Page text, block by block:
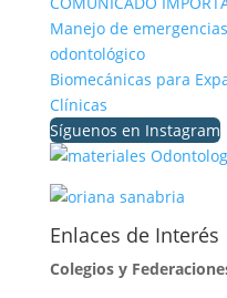
Manejo de
odontológico
Biomecánicas para
Clínicas
Síguenos en Instagram
Enlaces de Interés
Colegios y